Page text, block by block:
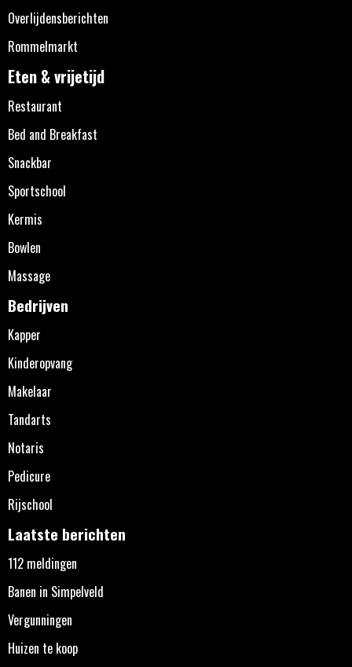
Overlijdensberichten
Rommelmarkt
Eten & vrijetijd
Restaurant
Bed and Breakfast
Snackbar
Sportschool
Kermis
Bowlen
Massage
Bedrijven
Kapper
Kinderopvang
Makelaar
Tandarts
Notaris
Pedicure
Rijschool
Laatste berichten
112 meldingen
Banen in Simpelveld
Vergunningen
Huizen te koop